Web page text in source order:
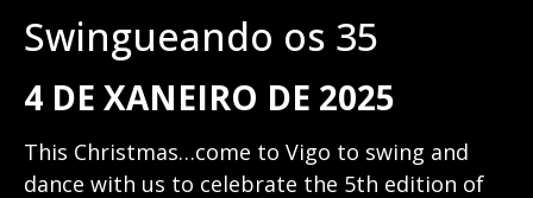
Swingueando os 35
4 DE XANEIRO DE 2025
This Christmas…come to Vigo to swing and
dance with us to celebrate the 5th edition of